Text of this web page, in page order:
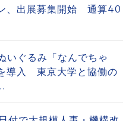
、出展募集開始 通算40
ぐるみ「なんでちゃ
導入 東京大学と協働の